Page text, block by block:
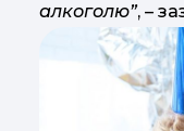
алкоголю”, –